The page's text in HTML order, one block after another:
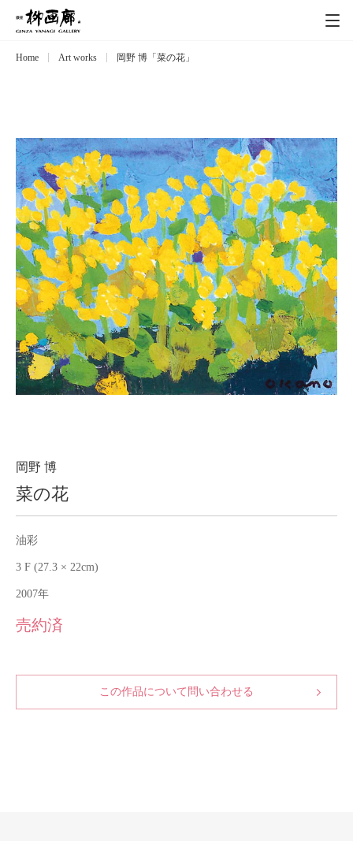
Exhibitions
Artists 作家
Art works 作品一覧
Catalog カタログ
Schedule スケジュール
About 会社案内
Contact
Purchase assessment
Home Art works 岡野 博「菜の花」
岡野 博
菜の花
油彩
3 F (27.3 × 22cm)
2007年
売約済
この作品について問い合わせる